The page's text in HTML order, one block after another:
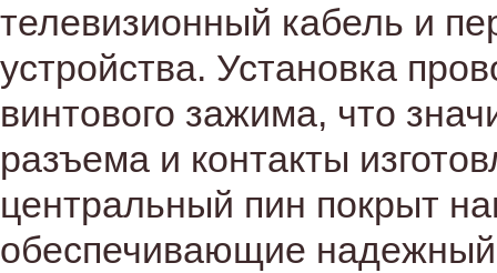
телевизионный кабель и
устройства. Установка
винтового зажима, что
разъема и контакты
центральный пин покрыт
обеспечивающие надежный